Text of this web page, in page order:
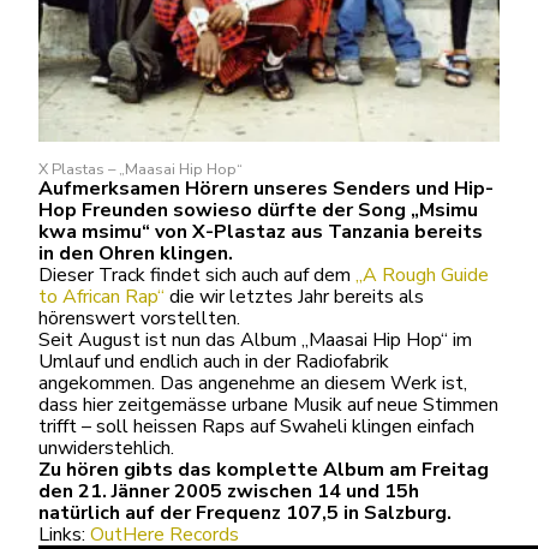
X Plastas – „Maasai Hip Hop“
Aufmerksamen Hörern unseres Senders und Hip-
Hop Freunden sowieso dürfte der Song „Msimu
kwa msimu“ von X-Plastaz aus Tanzania bereits
in den Ohren klingen.
Dieser Track findet sich auch auf dem „A Rough Guide
to African Rap“ die wir letztes Jahr bereits als
hörenswert vorstellten.
Seit August ist nun das Album „Maasai Hip Hop“ im
Umlauf und endlich auch in der Radiofabrik
angekommen. Das angenehme an diesem Werk ist,
dass hier zeitgemässe urbane Musik auf neue Stimmen
trifft – soll heissen Raps auf Swaheli klingen einfach
unwiderstehlich.
Zu hören gibts das komplette Album am Freitag
den 21. Jänner 2005 zwischen 14 und 15h
natürlich auf der Frequenz 107,5 in Salzburg.
Links: OutHere Records